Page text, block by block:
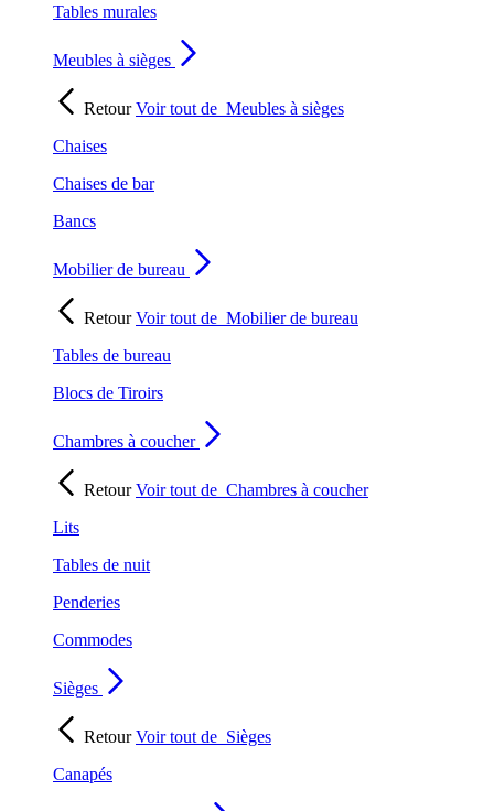
Tables murales
Meubles à sièges
RetourVoir tout de Meubles à sièges
Chaises
Chaises de bar
Bancs
Mobilier de bureau
RetourVoir tout de Mobilier de bureau
Tables de bureau
Blocs de Tiroirs
Chambres à coucher
RetourVoir tout de Chambres à coucher
Lits
Tables de nuit
Penderies
Commodes
Sièges
RetourVoir tout de Sièges
Canapés